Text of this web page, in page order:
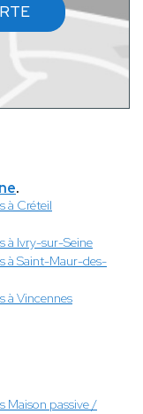
.
à Créteil
à Ivry-sur-Seine
à Saint-Maur-des-
à Vincennes
Maison passive /